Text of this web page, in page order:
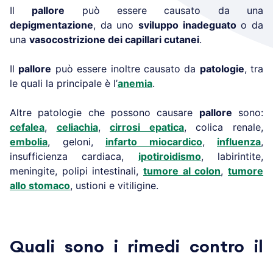
Il pallore può essere causato da una
depigmentazione, da uno sviluppo inadeguatoo da
una vasocostrizione dei capillari cutanei.
Il pallore può essere inoltre causato da patologie, tra
le quali la principale è l’anemia.
Altre patologie che possono causare pallore sono:
cefalea, celiachia,cirrosi epatica, colica renale,
embolia, geloni, infarto miocardico, influenza,
insufficienza cardiaca, ipotiroidismo, labirintite,
meningite, polipi intestinali, tumore al colon,tumore
allo stomaco, ustioni e vitiligine.
Quali sono i rimedi contro il